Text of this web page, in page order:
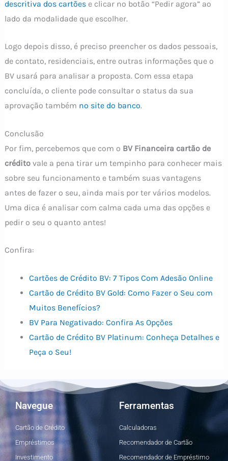
descritiva dos cartõese clicar no botão “Pedir agora” ao
lado da modalidade que escolher.
Logo depois disso, é preciso preencher os dados pessoais,
de contato, residenciais, entre outras informações que o
BV usará para analisar a proposta. Com essa etapa
concluída, o cliente pode consultar o status da sua
aprovação também no site do banco.
Conclusão
Por fim, percebemos que com o BV Financeira cartão de
créditovale a pena tirar um tempinho para conhecer mais
sobre seu funcionamento e também suas vantagens
antes de fazer o seu, ainda mais por ter vários modelos.
Uma dica é analisar com calma cada uma das opções e
pedir o seu o quanto antes!
Confira:
Cartões de Crédito BV: 7 Tipos Com Adesão Online
Cartão de Crédito BV Gold: Como Fazer o Seu com
Muitos Benefícios?
BV Para Negativado: Confira As Opções
Cartão de Crédito BV Platinum: Conheça Detalhes e
Peça o Seu!
Navegue
Cartão de Crédito
Empréstimos
Investimento
Ferramentas
Calculadoras
Recomendador de Cartão
Recomendador de Empréstimo